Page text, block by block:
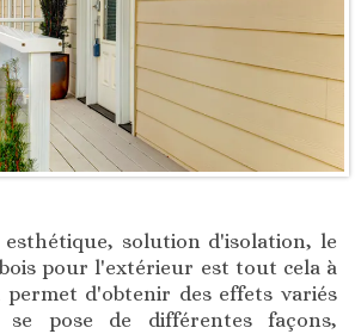
esthétique, solution d'isolation, le
pour l'extérieur est tout cela à
d'obtenir des effets variés
se pose de différentes façons,